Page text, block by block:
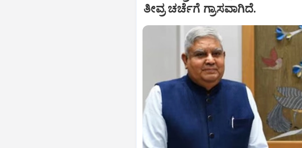
ತೀವ್ರ ಚರ್ಚೆಗೆ ಗ್ರಾಸವಾಗಿದೆ.